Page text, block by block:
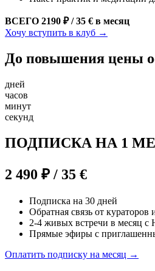
ВСЕГО 2190 ₽ / 35 € в месяц
Хочу вступить в клуб →
До повышения цены
дней
часов
минут
секунд
ПОДПИСКА НА 1
2 490 ₽ / 35 €
Подписка на 30 дней
Обратная связь от кураторов
2-4 живых встречи в месяц
Прямые эфиры с
Оплатить подписку на месяц →